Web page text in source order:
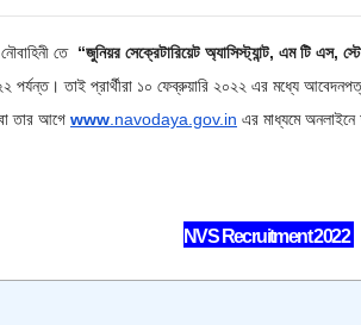
তে “জুনিয়র সেক্রেটারিয়েট অ্যাসিস্ট্যান্ট, এম টি এস,
পর্যন্ত। তাই প্রার্থীরা ১০ ফেব্রুয়ারি ২০২২ এর মধ্যে
তার আগে www .navodaya.gov.in এর মাধ্যমে
NVS Recruitment 2022